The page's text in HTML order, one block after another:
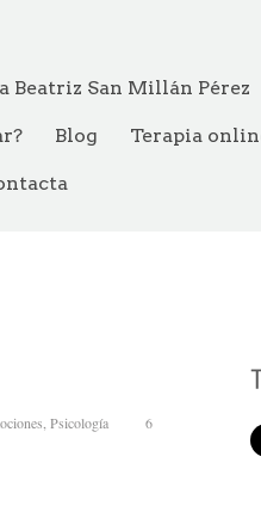
Beatriz San Millán Pérez
Blog Terapia
Psicología
6